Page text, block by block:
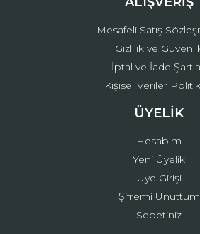
Mesafeli Satış
Gizlilik ve
İptal ve İade
Kişisel Veriler
ÜYELİK
Hesabım
Yeni Üyelik
Üye Girişi
Şifremi Unuttum
Sepetiniz